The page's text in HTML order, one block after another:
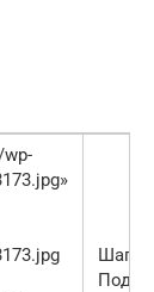
Шаг 1.